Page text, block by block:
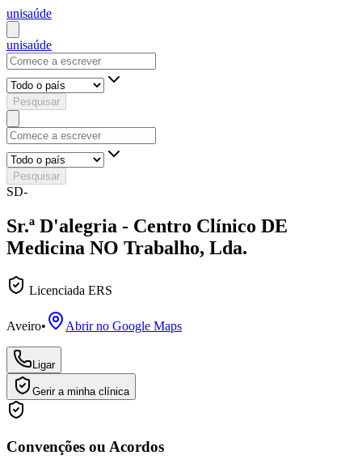
unisaúde
unisaúde
Pesquisar
Pesquisar
SD-
Sr.ª D'alegria - Centro Clínico DE
Medicina NO Trabalho, Lda.
Licenciada ERS
Aveiro• Abrir no Google Maps
Ligar
Gerir a minha clínica
Convenções ou Acordos